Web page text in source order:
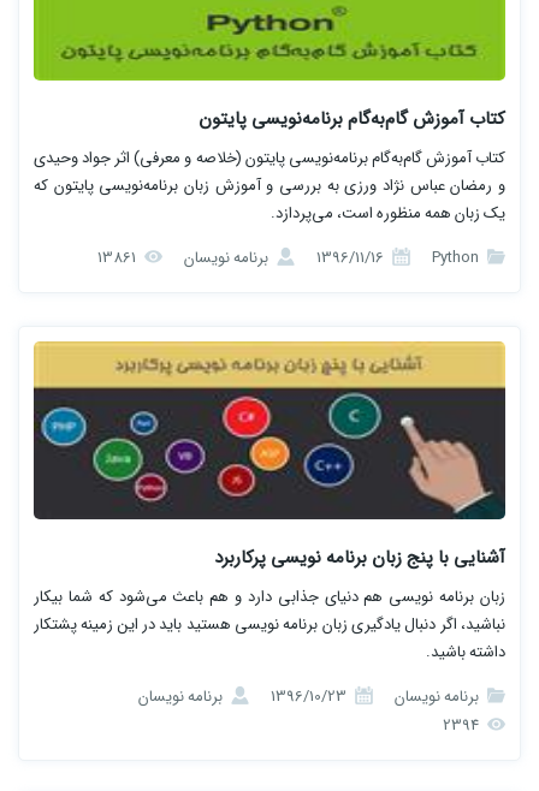
کتاب آموزش گام‌به‌گام برنامه‌نویسی پایتون
کتاب آموزش گام‌به‌گام برنامه‌نویسی پایتون (خلاصه و معرفی) اثر جواد وحیدی
و رمضان عباس نژاد ورزی به بررسی و آموزش زبان برنامه‌نویسی پایتون که
یک زبان همه منظوره است، می‌پردازد.
برنامه نویسان
آشنایی با پنج زبان برنامه نویسی پرکاربرد
زبان برنامه نویسی هم دنیای جذابی دارد و هم باعث می‌شود که شما بیکار
نباشید، اگر دنبال یادگیری زبان برنامه نویسی هستید باید در این زمینه پشتکار
داشته باشید.
برنامه نویسان
برنامه نویسان